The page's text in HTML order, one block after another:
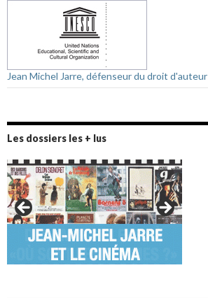
Jean Michel Jarre, défenseur du droit d'auteur
Les dossiers les + lus